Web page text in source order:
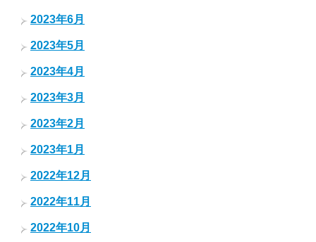
2023年6月
2023年5月
2023年4月
2023年3月
2023年2月
2023年1月
2022年12月
2022年11月
2022年10月